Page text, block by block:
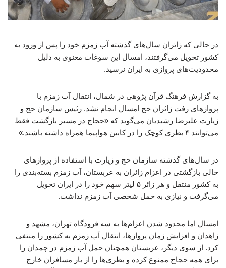
در حالی که زائران سال‌های گذشته آب زمزم خود را پس از ورود به
کشور تحویل می‌گرفتند، امسال این سوغات معنوی به دلیل
محدودیت‌های پروازی به ایران نرسید.
به گزارش فرهنگ قرآن پژوهی در شمال، انتقال آب زمزم با
پروازهای رفت زائران حج امسال انجام نشد. رئیس سازمان حج و
زیارت علیرضا رشیدیان می‌گوید که «حجاج در مسیر بازگشت فقط
می‌توانند ۴ بطری کوچک را در کابین هواپیما همراه داشته باشند.»
در سال‌های گذشته سازمان حج و زیارت با استفاده از پروازهای
خالی بازگشتی در اعزام زائران به عربستان، آب زمزم بسته‌بندی را
به کشور منتقل و هر زائر ۵ لیتر سهم خود را در ایران تحویل
می‌گرفت و نیازی به حمل شخصی آب زمزم نداشت.
امسال اما محدود شدن اعزام‌ها به سه فرودگاه تهران، مشهد و
زاهدان و افزایش زمان پروازها، انتقال آب زمزم به کشور را منتفی
کرد. از سوی دیگر، عربستان همچنان حمل آب زمزم در چمدان را
برای همه حجاج ممنوع کرده و بطری‌ها را از بار مسافران خارج